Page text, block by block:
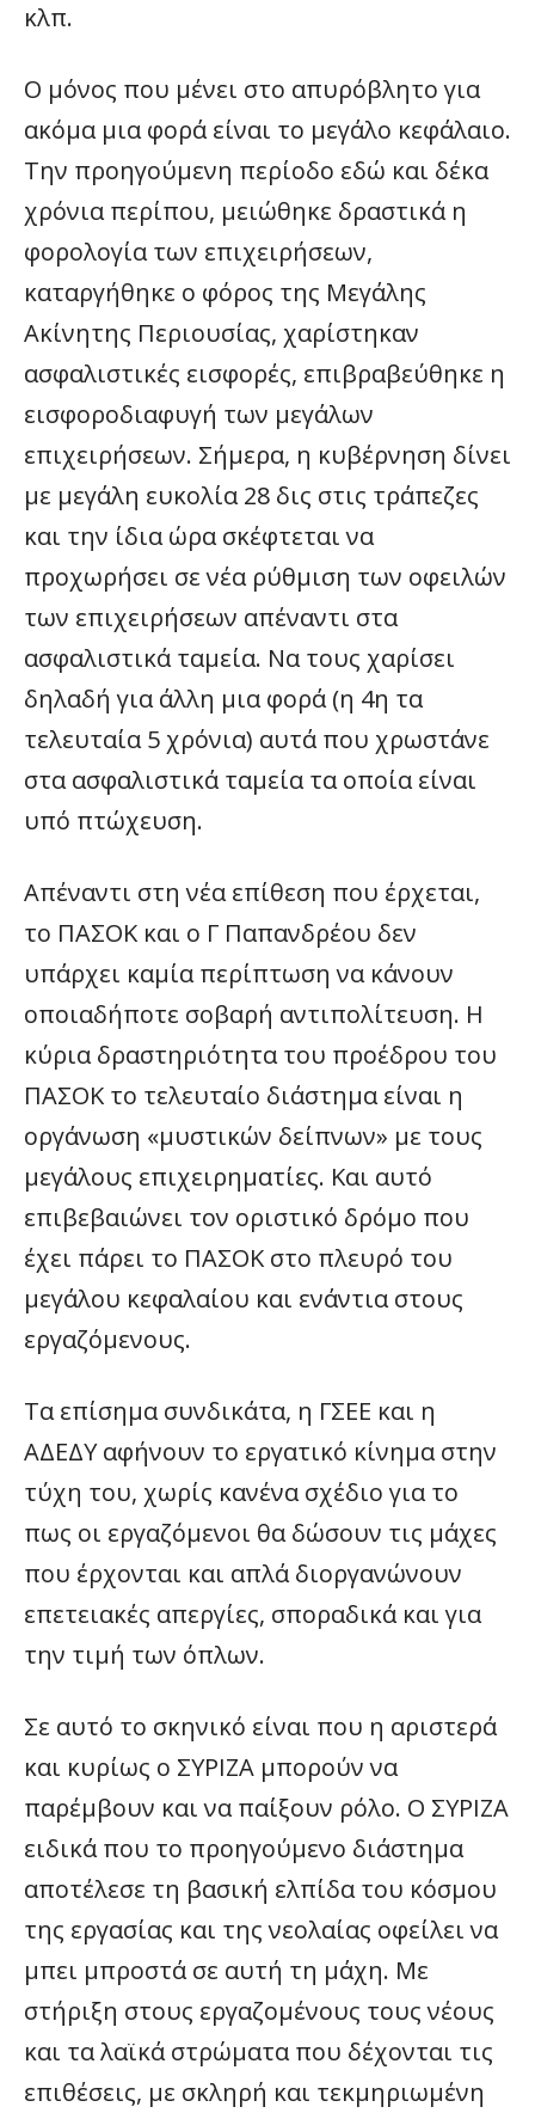
κλπ.
Ο μόνος που μένει στο απυρόβλητο για
ακόμα μια φορά είναι το μεγάλο κεφάλαιο.
Την προηγούμενη περίοδο εδώ και δέκα
χρόνια περίπου, μειώθηκε δραστικά η
φορολογία των επιχειρήσεων,
καταργήθηκε ο φόρος της Μεγάλης
Ακίνητης Περιουσίας, χαρίστηκαν
ασφαλιστικές εισφορές, επιβραβεύθηκε η
εισφοροδιαφυγή των μεγάλων
επιχειρήσεων. Σήμερα, η κυβέρνηση δίνει
με μεγάλη ευκολία 28 δις στις τράπεζες
και την ίδια ώρα σκέφτεται να
προχωρήσει σε νέα ρύθμιση των οφειλών
των επιχειρήσεων απέναντι στα
ασφαλιστικά ταμεία. Να τους χαρίσει
δηλαδή για άλλη μια φορά (η 4η τα
τελευταία 5 χρόνια) αυτά που χρωστάνε
στα ασφαλιστικά ταμεία τα οποία είναι
υπό πτώχευση.
Απέναντι στη νέα επίθεση που έρχεται,
το ΠΑΣΟΚ και ο Γ Παπανδρέου δεν
υπάρχει καμία περίπτωση να κάνουν
οποιαδήποτε σοβαρή αντιπολίτευση. Η
κύρια δραστηριότητα του προέδρου του
ΠΑΣΟΚ το τελευταίο διάστημα είναι η
οργάνωση «μυστικών δείπνων» με τους
μεγάλους επιχειρηματίες. Και αυτό
επιβεβαιώνει τον οριστικό δρόμο που
έχει πάρει το ΠΑΣΟΚ στο πλευρό του
μεγάλου κεφαλαίου και ενάντια στους
εργαζόμενους.
Τα επίσημα συνδικάτα, η ΓΣΕΕ και η
ΑΔΕΔΥ αφήνουν το εργατικό κίνημα στην
τύχη του, χωρίς κανένα σχέδιο για το
πως οι εργαζόμενοι θα δώσουν τις μάχες
που έρχονται και απλά διοργανώνουν
επετειακές απεργίες, σποραδικά και για
την τιμή των όπλων.
Σε αυτό το σκηνικό είναι που η αριστερά
και κυρίως ο ΣΥΡΙΖΑ μπορούν να
παρέμβουν και να παίξουν ρόλο. Ο ΣΥΡΙΖΑ
ειδικά που το προηγούμενο διάστημα
αποτέλεσε τη βασική ελπίδα του κόσμου
της εργασίας και της νεολαίας οφείλει να
μπει μπροστά σε αυτή τη μάχη. Με
στήριξη στους εργαζομένους τους νέους
και τα λαϊκά στρώματα που δέχονται τις
επιθέσεις, με σκληρή και τεκμηριωμένη